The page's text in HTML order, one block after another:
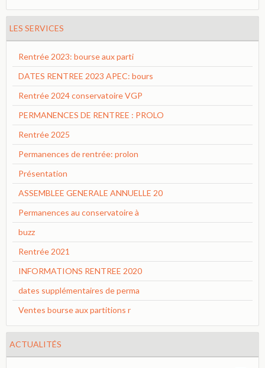
LES SERVICES
Rentrée 2023: bourse aux parti
DATES RENTREE 2023 APEC: bours
Rentrée 2024 conservatoire VGP
PERMANENCES DE RENTREE : PROLO
Rentrée 2025
Permanences de rentrée: prolon
Présentation
ASSEMBLEE GENERALE ANNUELLE 20
Permanences au conservatoire à
buzz
Rentrée 2021
INFORMATIONS RENTREE 2020
dates supplémentaires de perma
Ventes bourse aux partitions r
ACTUALITÉS